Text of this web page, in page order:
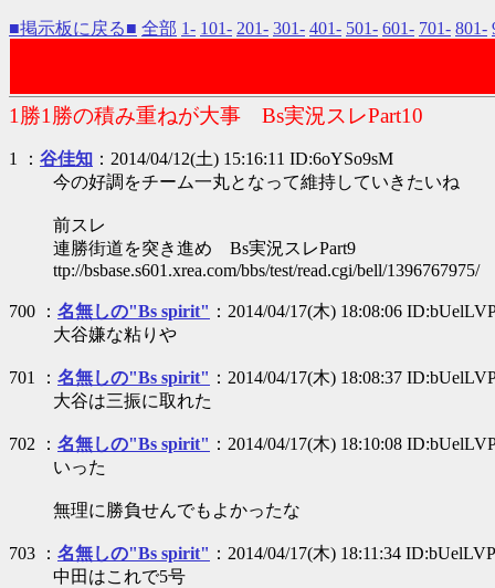
■掲示板に戻る■ 全部 1- 101- 201- 301- 401- 501- 601- 701- 801-
1勝1勝の積み重ねが大事 Bs実況スレPart10
1 ： 谷佳知 ：2014/04/12(土) 15:16:11 ID:6oYSo9sM
今の好調をチーム一丸となって維持していきたいね
前スレ
連勝街道を突き進め Bs実況スレPart9
ttp://bsbase.s601.xrea.com/bbs/test/read.cgi/bell/1396767975/
700 ： 名無しの"Bs spirit" ：2014/04/17(木) 18:08:06
大谷嫌な粘りや
701 ： 名無しの"Bs spirit" ：2014/04/17(木) 18:08:37
大谷は三振に取れた
702 ： 名無しの"Bs spirit" ：2014/04/17(木) 18:10:08
いった
無理に勝負せんでもよかったな
703 ： 名無しの"Bs spirit" ：2014/04/17(木) 18:11:34
中田はこれで5号